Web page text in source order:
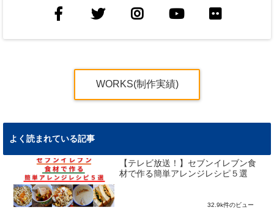
WORKS(制作実績)
よく読まれている記事
【テレビ放送！】セブンイレブン食
材で作る簡単アレンジレシピ５選
32.9k件のビュー